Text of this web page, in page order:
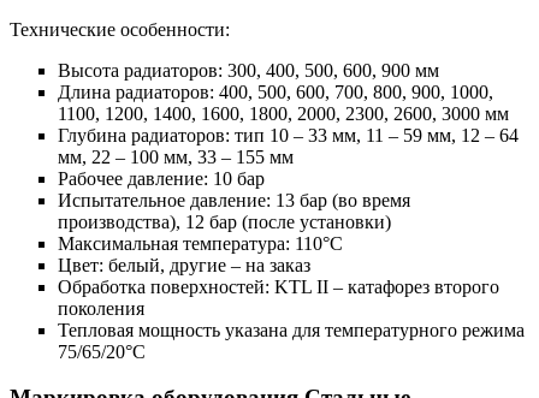
Технические особенности:
Высота радиаторов: 300, 400, 500, 600, 900 мм
Длина радиаторов: 400, 500, 600, 700, 800, 900, 1000,
1100, 1200, 1400, 1600, 1800, 2000, 2300, 2600, 3000 мм
Глубина радиаторов: тип 10 – 33 мм, 11 – 59 мм, 12 – 64
мм, 22 – 100 мм, 33 – 155 мм
Рабочее давление: 10 бар
Испытательное давление: 13 бар (во время
производства), 12 бар (после установки)
Максимальная температура: 110°С
Цвет: белый, другие – на заказ
Обработка поверхностей: KTL II – катафорез второго
поколения
Тепловая мощность указана для температурного режима
75/65/20°C